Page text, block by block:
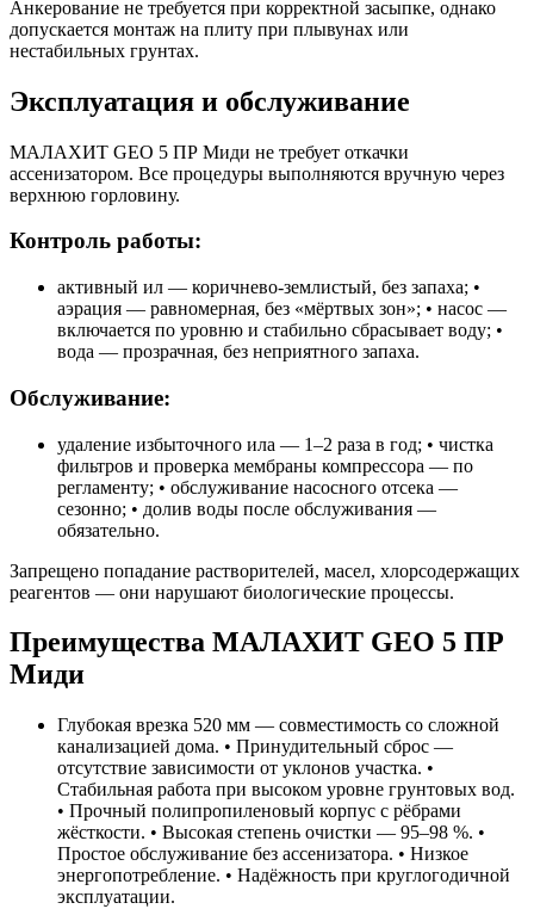
Анкерование не требуется при корректной засыпке, однако
допускается монтаж на плиту при плывунах или
нестабильных грунтах.
Эксплуатация и обслуживание
МАЛАХИТ GEO 5 ПР Миди не требует откачки
ассенизатором. Все процедуры выполняются вручную через
верхнюю горловину.
Контроль работы:
активный ил — коричнево-землистый, без запаха; •
аэрация — равномерная, без «мёртвых зон»; • насос —
включается по уровню и стабильно сбрасывает воду; •
вода — прозрачная, без неприятного запаха.
Обслуживание:
удаление избыточного ила — 1–2 раза в год; • чистка
фильтров и проверка мембраны компрессора — по
регламенту; • обслуживание насосного отсека —
сезонно; • долив воды после обслуживания —
обязательно.
Запрещено попадание растворителей, масел, хлорсодержащих
реагентов — они нарушают биологические процессы.
Преимущества МАЛАХИТ GEO 5 ПР
Миди
Глубокая врезка 520 мм — совместимость со сложной
канализацией дома. • Принудительный сброс —
отсутствие зависимости от уклонов участка. •
Стабильная работа при высоком уровне грунтовых вод.
• Прочный полипропиленовый корпус с рёбрами
жёсткости. • Высокая степень очистки — 95–98 %. •
Простое обслуживание без ассенизатора. • Низкое
энергопотребление. • Надёжность при круглогодичной
эксплуатации.